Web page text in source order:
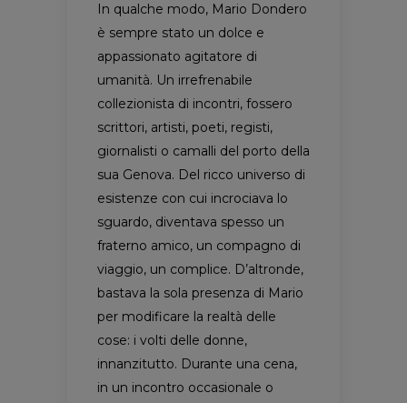
In qualche modo, Mario Dondero
è sempre stato un dolce e
appassionato agitatore di
umanità. Un irrefrenabile
collezionista di incontri, fossero
scrittori, artisti, poeti, registi,
giornalisti o camalli del porto della
sua Genova. Del ricco universo di
esistenze con cui incrociava lo
sguardo, diventava spesso un
fraterno amico, un compagno di
viaggio, un complice. D’altronde,
bastava la sola presenza di Mario
per modificare la realtà delle
cose: i volti delle donne,
innanzitutto. Durante una cena,
in un incontro occasionale o